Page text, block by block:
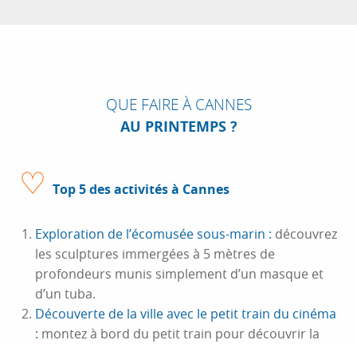
QUE FAIRE À CANNES
AU PRINTEMPS ?
♡ Top 5 des activités à Cannes
Exploration de l’écomusée sous-marin : découvrez
les sculptures immergées à 5 mètres de
profondeurs munis simplement d’un masque et
d’un tuba.
Découverte de la ville avec le petit train du cinéma
: montez à bord du petit train pour découvrir la